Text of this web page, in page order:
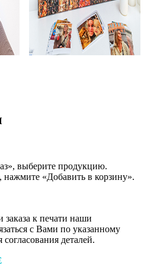
выберите продукцию.
нажмите «Добавить в корзину».
заказа к печати наши
с Вами по указанному
деталей.